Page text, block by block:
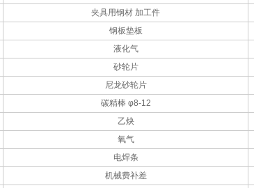
夹具用钢材 加工件
钢板垫板
液化气
砂轮片
尼龙砂轮片
碳精棒 φ8-12
乙炔
氧气
电焊条
机械费补差